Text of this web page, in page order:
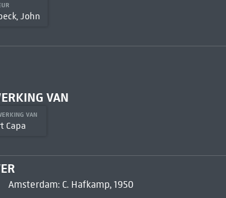
John
VAN
VAN
Capa
Amsterdam: C. Hafkamp, 1950